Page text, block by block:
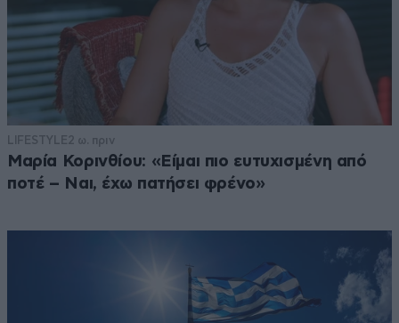
LIFESTYLE 2 ω. πριν
Μαρία Κορινθίου: «Είμαι πιο ευτυχισμένη από
ποτέ – Ναι, έχω πατήσει φρένο»